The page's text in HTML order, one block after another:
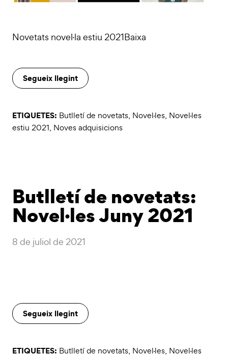
Novetats novel·la estiu 2021Baixa
Segueix llegint
ETIQUETES: Butlletí de novetats, Novel·les, Novel·les
estiu 2021, Noves adquisicions
Butlletí de novetats:
Novel·les Juny 2021
8 de juliol de 2021
Segueix llegint
ETIQUETES: Butlletí de novetats, Novel·les, Novel·les